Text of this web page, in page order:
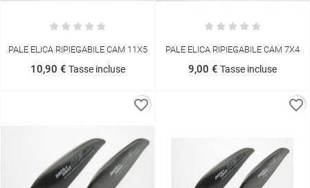
PALE ELICA RIPIEGABILE CAM 11X5
10,90 € Tasse incluse
PALE ELICA RIPIEGABILE CAM 7X4
9,00 € Tasse incluse
favorite_border favorite_border